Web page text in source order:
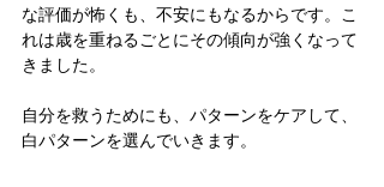
な評価が怖くも、不安にもなるからです。こ
れは歳を重ねるごとにその傾向が強くなって
きました。
自分を救うためにも、パターンをケアして、
白パターンを選んでいきます。